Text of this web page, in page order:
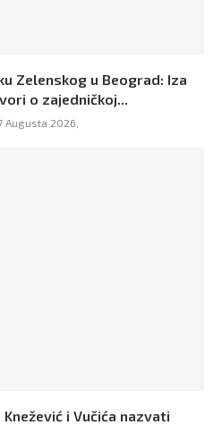
Zelenskog u Beograd: Iza
o zajedničkoj...
Augusta 2026,
i Vučića nazvati